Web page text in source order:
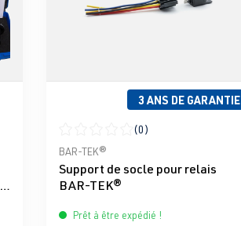
3 ANS DE GARANTIE
Note moyenne de 0 sur 5 étoiles
(0)
BAR-TEK®
Support de socle pour relais
BAR-TEK®
Prêt à être expédié !